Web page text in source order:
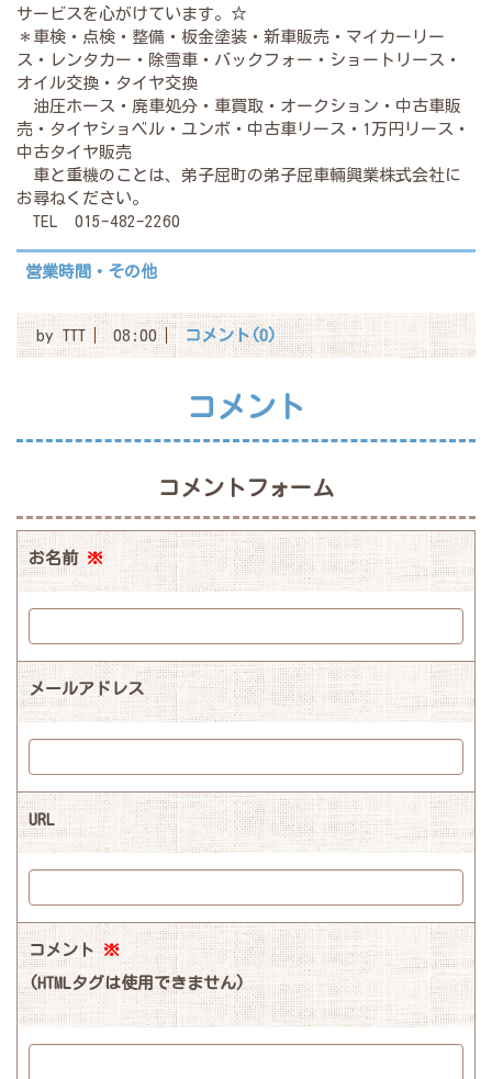
サービスを心がけています。☆
＊車検・点検・整備・板金塗装・新車販売・マイカーリー
ス・レンタカー・除雪車・バックフォー・ショートリース・
オイル交換・タイヤ交換
油圧ホース・廃車処分・車買取・オークション・中古車販
売・タイヤショベル・ユンボ・中古車リース・1万円リース・
中古タイヤ販売
車と重機のことは、弟子屈町の弟子屈車輛興業株式会社に
お尋ねください。
TEL 015-482-2260
営業時間・その他
byTTT 08:00 コメント(0)
コメント
コメントフォーム
お名前 ※
メールアドレス
URL
コメント ※
(HTMLタグは使用できません)